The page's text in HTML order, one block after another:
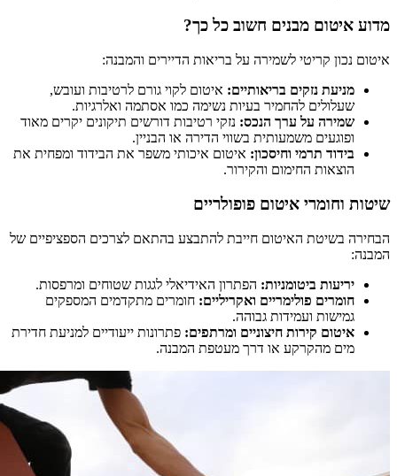
מדוע איטום מבנים חשוב כל כך?
איטום נכון קריטי לשמירה על בריאות הדיירים והמבנה:
מניעת נזקים בריאותיים: איטום לקוי גורם לרטיבות ועובש,
שעלולים להחמיר בעיות נשימה כמו אסתמה ואלרגיות.
שמירה על ערך הנכס: נזקי רטיבות דורשים תיקונים יקרים מאוד
ופוגעים משמעותית בשווי הדירה או הבניין.
בידוד תרמי וחיסכון: איטום איכותי משפר את הבידוד ומפחית את
הוצאות החימום והקירור.
שיטות וחומרי איטום פופולריים
הבחירה בשיטת האיטום חייבת להתבצע בהתאם לצרכים הספציפיים של
המבנה:
יריעות ביטומניות: הפתרון האידיאלי לגגות שטוחים ומרפסות.
חומרים פולימריים ואקריליים: חומרים מתקדמים המספקים
גמישות ועמידות גבוהה.
איטום קירות חיצוניים ומרתפים: פתרונות ייעודיים למניעת חדירת
מים מהקרקע או דרך מעטפת המבנה.